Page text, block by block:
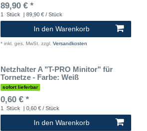
89,90 € *
1 Stück | 89,90 € / Stück
In den Warenkorb
* inkl. ges. MwSt. zzgl. Versandkosten
Netzhalter A "T-PRO Minitor" für
Tornetze - Farbe: Weiß
sofort lieferbar
0,60 € *
1 Stück | 0,60 € / Stück
In den Warenkorb